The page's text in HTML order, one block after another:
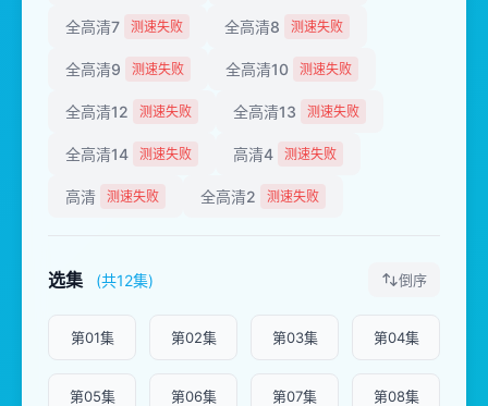
全高清7 测速失败 全高清8 测速失败
全高清9 测速失败 全高清10 测速失败
全高清12 测速失败 全高清13 测速失败
全高清14 测速失败 高清4 测速失败
高清 测速失败 全高清2 测速失败
选集 (共12集) 倒序
第01集 第02集 第03集 第04集
第05集 第06集 第07集 第08集